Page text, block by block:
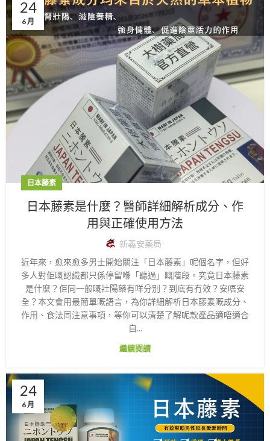
24
6 月
日本藤素
日本藤素是什麼？醫師詳細解析成分、作
用與正確使用方法
新義安藥局
近年來，愈來愈多男士開始關注「日本藤素」呢個名字，但好
多人對佢嘅認識都只係停留喺「聽過」嘅階段。究竟日本藤素
是什麼？佢同一般嘅壯陽藥有咩分別？到底有冇效？安唔安
全？本文會用最簡單嘅語言，為你詳細解析日本藤素嘅成分、
作用、食法同注意事項，等你可以清楚了解呢款產品適唔適合
自...
繼續閱讀
24
6 月